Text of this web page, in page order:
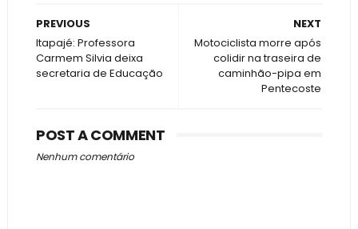
NEXT
Motociclista morre após
colidir na traseira de
caminhão-pipa em
Pentecoste
PREVIOUS
Itapajé: Professora
Carmem Silvia deixa
secretaria de Educação
POST A COMMENT
Nenhum comentário